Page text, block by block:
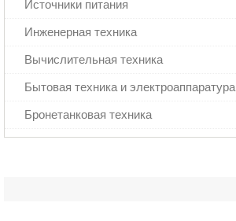
Источники питания
Инженерная техника
Вычислительная техника
Бытовая техника и электроаппаратура
Бронетанковая техника